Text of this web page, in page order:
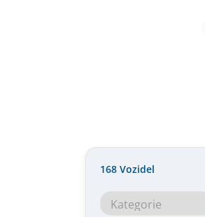
168 Vozidel